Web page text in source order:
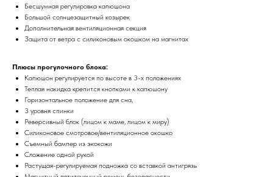
Бесшумная регулировка капюшона
Большой солнцезащитный козырек
Дополнительная вентиляционная секция
Защита от ветра с силиконовым окошком на магнитах
Плюсы прогулочного блока:
Капюшон регулируется по высоте в 3-х положениях
Теплая накидка крепится кнопками к капюшону
Горизонтальное положение для сна,
3 уровня спинки
Реверсивный блок (лицом к маме, лицом к миру)
Силиконовое смотровое/вентиляционное окошко
Съемный бампер из экокожи
Сложение одной рукой
Растущая-регулируемая подножка со вставкой антигрязь